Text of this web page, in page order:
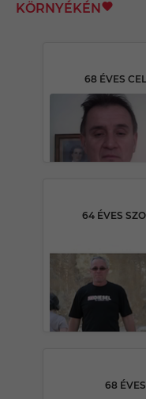
KÖRNYÉKÉN
68 ÉVES
64 ÉVES
68